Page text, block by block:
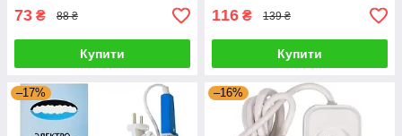
73 ₴ 88 ₴
Купити
116 ₴ 139 ₴
Купити
–17% –16%